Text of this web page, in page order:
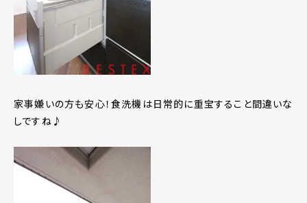
家事嫌いの方も安心！食洗機は日常的に重宝すること間違いな
しですね♪